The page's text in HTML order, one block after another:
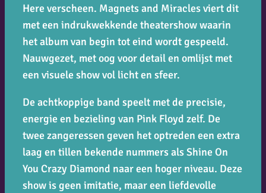
Hereverscheen. Magnets and Miracles viert dit
met een indrukwekkende theatershow waarin
het album van begin tot eind wordt gespeeld.
Nauwgezet, met oog voor detail en omlijst met
een visuele show vol licht en sfeer.
De achtkoppige band speelt met de precisie,
energie en bezieling van Pink Floyd zelf. De
twee zangeressen geven het optreden een extra
laag en tillen bekende nummers alsShine On
You Crazy Diamond naar een hoger niveau. Deze
show is geen imitatie, maar een liefdevolle